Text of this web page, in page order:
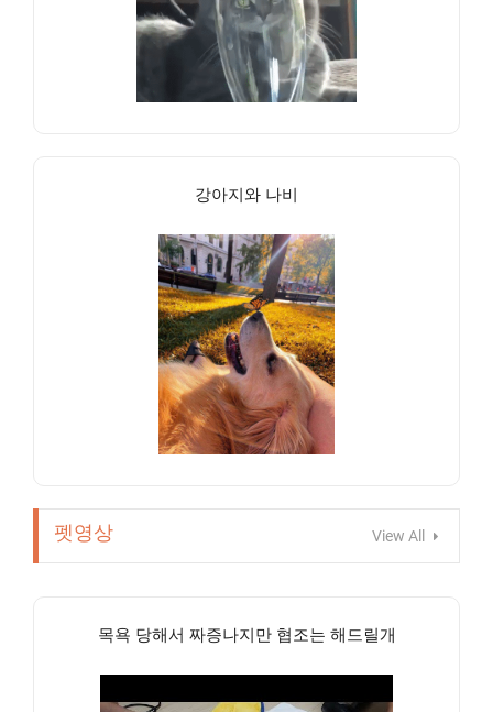
강아지와 나비
펫영상 View All
목욕 당해서 짜증나지만 협조는 해드릴개